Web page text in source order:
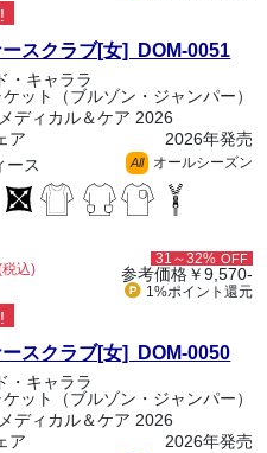
スクラブ[女] DOM-0051
・キャララ
ット（ブルゾン・ジャンパー）
ディカル＆ケア 2026
ア
2026年発売
ース
All オールシーズン
税込)
31～32% OFF
参考価格￥9,570-
1%ポイント 還元
スクラブ[女] DOM-0050
・キャララ
ット（ブルゾン・ジャンパー）
ディカル＆ケア 2026
ア
2026年発売